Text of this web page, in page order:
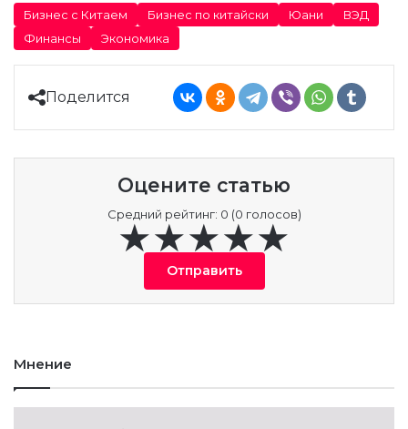
Бизнес с Китаем Бизнес по китайски Юани
ВЭД
Финансы
Экономика
Поделится
Оцените статью
Средний рейтинг: 0 (0 голосов)
Отправить
Мнение